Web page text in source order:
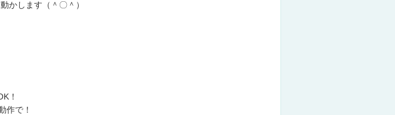
かします（＾〇＾）
！
作で！